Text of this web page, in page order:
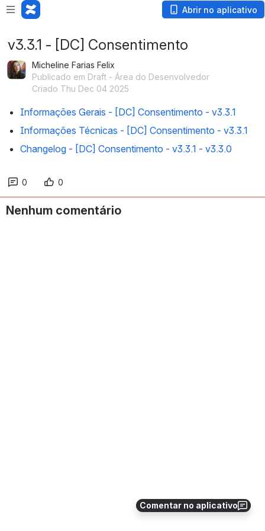
Abrir no aplicativo
Comentar no aplicativo
v3.3.1 - [DC] Consentimento
Micheline Farias Felix
Publicado em Draft - Área do Desenvolvedor
Criado Thu Dec 04 2025
Informações Gerais - [DC] Consentimento - v3.3.1
Informações Técnicas - [DC] Consentimento - v3.3.1
Changelog - [DC] Consentimento - v3.3.1 - v3.3.0
0 0
Nenhum comentário